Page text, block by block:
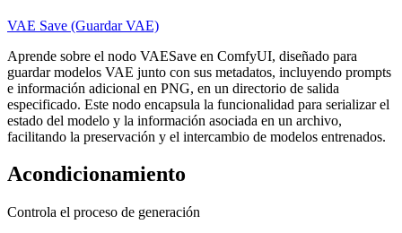
VAE Save (Guardar VAE)
Aprende sobre el nodo VAESave en ComfyUI, diseñado para
guardar modelos VAE junto con sus metadatos, incluyendo prompts
e información adicional en PNG, en un directorio de salida
especificado. Este nodo encapsula la funcionalidad para serializar el
estado del modelo y la información asociada en un archivo,
facilitando la preservación y el intercambio de modelos entrenados.
Acondicionamiento
Controla el proceso de generación